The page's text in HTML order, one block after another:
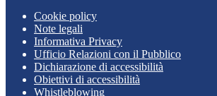
Cookie policy
Note legali
Informativa Privacy
Ufficio Relazioni con il Pubblico
Dichiarazione di accessibilità
Obiettivi di accessibilità
Whistleblowing